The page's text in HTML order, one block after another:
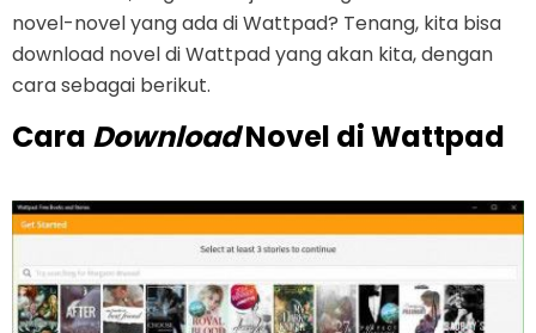
novel-novel yang ada di Wattpad? Tenang, kita bisa
download novel di Wattpad yang akan kita, dengan
cara sebagai berikut.
Cara DownloadNovel di Wattpad